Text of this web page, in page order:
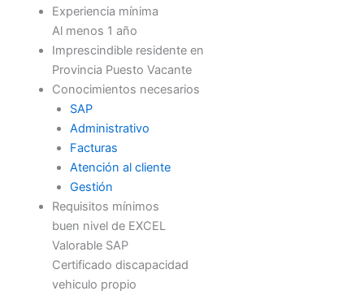
Experiencia mínima
Al menos 1 año
Imprescindible residente en
Provincia Puesto Vacante
Conocimientos necesarios
SAP
Administrativo
Facturas
Atención al cliente
Gestión
Requisitos mínimos
buen nivel de EXCEL
Valorable SAP
Certificado discapacidad
vehiculo propio